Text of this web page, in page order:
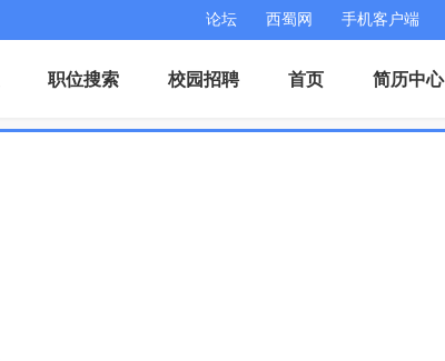
论坛 西蜀网 手机客户端
职位搜索 校园招聘 首页 简历中心